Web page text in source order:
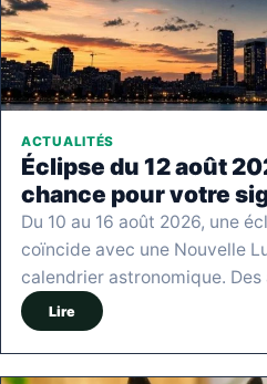
ACTUALITÉS
Éclipse du 12 août
chance pour votre
Du 10 au 16 août 2026, une
coïncide avec une Nouvelle
calendrier astronomique.
Lire